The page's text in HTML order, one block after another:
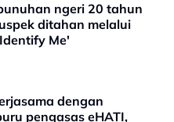
ngeri 20 tahun
ditahan melalui
Me'
dengan
pengasas eHATI,